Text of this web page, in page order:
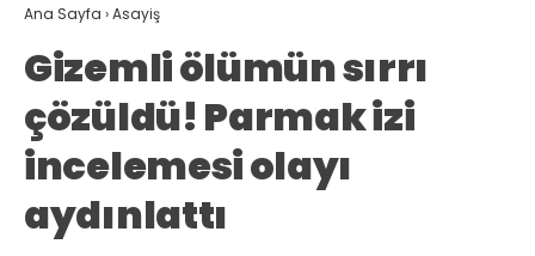
Ana Sayfa ›Asayiş
Gizemli ölümün sırrı
çözüldü! Parmak izi
incelemesi olayı
aydınlattı